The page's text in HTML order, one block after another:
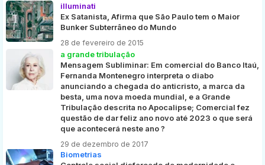
illuminati
Ex Satanista, Afirma que São Paulo tem o Maior
Bunker Subterrâneo do Mundo
28 de fevereiro de 2015
a grande tribulação
Mensagem Subliminar: Em comercial do Banco Itaú,
Fernanda Montenegro interpreta o diabo
anunciando a chegada do anticristo, a marca da
besta, uma nova moeda mundial, e a Grande
Tribulação descrita no Apocalipse; Comercial fez
questão de dar feliz ano novo até 2023 o que será
que acontecerá neste ano ?
29 de dezembro de 2017
Biometrias